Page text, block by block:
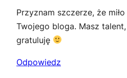
Przyznam szczerze, że
Twojego bloga. Masz
gratuluję
Odpowiedz